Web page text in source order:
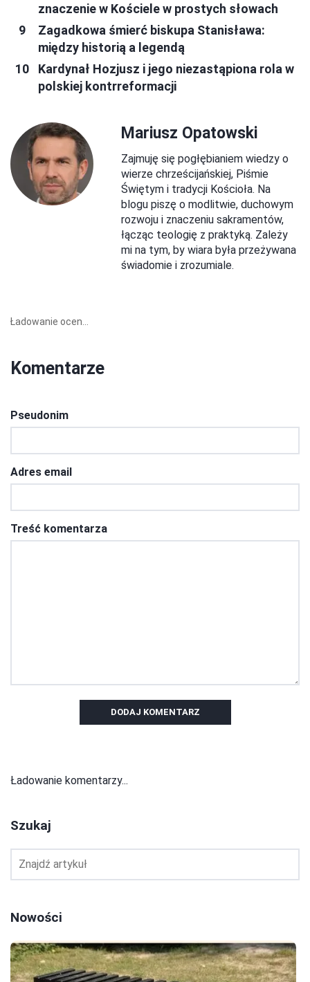
znaczenie w Kościele w prostych słowach
Zagadkowa śmierć biskupa Stanisława:
między historią a legendą
Kardynał Hozjusz i jego niezastąpiona rola w
polskiej kontrreformacji
Mariusz Opatowski
Zajmuję się pogłębianiem wiedzy o
wierze chrześcijańskiej, Piśmie
Świętym i tradycji Kościoła. Na
blogu piszę o modlitwie, duchowym
rozwoju i znaczeniu sakramentów,
łącząc teologię z praktyką. Zależy
mi na tym, by wiara była przeżywana
świadomie i zrozumiale.
Ładowanie ocen...
Komentarze
Pseudonim
Adres email
Treść komentarza
DODAJ KOMENTARZ
Ładowanie komentarzy...
Szukaj
Nowości